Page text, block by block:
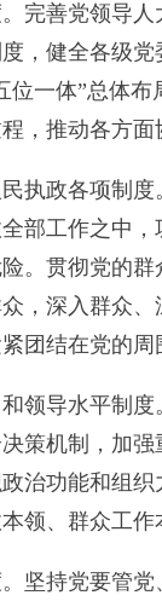
。完善党领导
，健全各级
位一体”总体
，推动各方
民执政各项制
部工作之中
。贯彻党的
，深入群众
团结在党的周
和领导水平制
策机制，加
治功能和组
领、群众工
。坚持党要管